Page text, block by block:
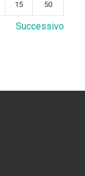
15 50
Successivo